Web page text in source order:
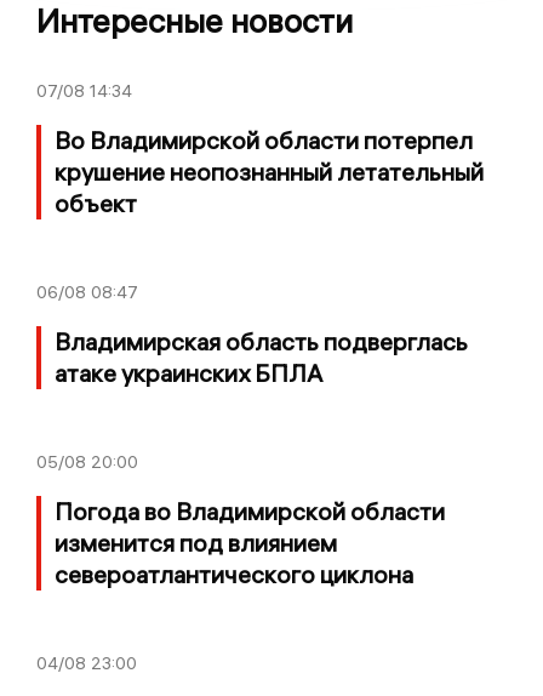
Интересные новости
07/08 14:34
Во Владимирской области потерпел
крушение неопознанный летательный
объект
06/08 08:47
Владимирская область подверглась
атаке украинских БПЛА
05/08 20:00
Погода во Владимирской области
изменится под влиянием
североатлантического циклона
04/08 23:00